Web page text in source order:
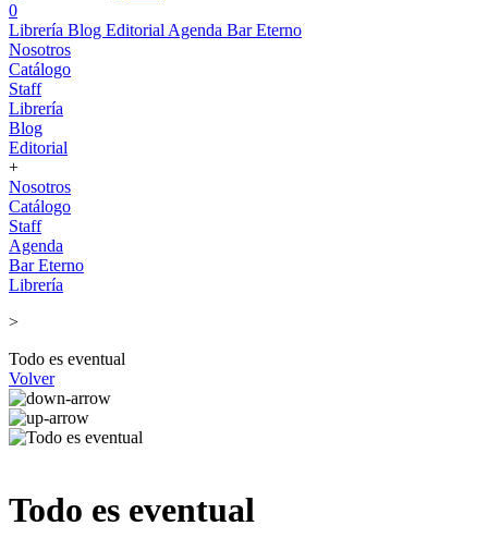
0
Librería Blog Editorial Agenda Bar Eterno
Nosotros
Catálogo
Staff
Librería
Blog
Editorial
+
Nosotros
Catálogo
Staff
Agenda
Bar Eterno
Librería
>
Todo es eventual
Volver
Todo es eventual